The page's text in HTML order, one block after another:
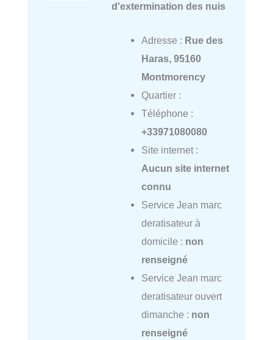
d'extermination des nuis
Adresse : Rue des
Haras, 95160
Montmorency
Quartier :
Téléphone :
+33971080080
Site internet :
Aucun site internet
connu
Service Jean marc
deratisateur à
domicile : non
renseigné
Service Jean marc
deratisateur ouvert
dimanche : non
renseigné